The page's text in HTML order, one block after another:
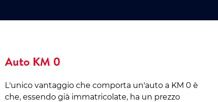
Auto KM 0
L'unico vantaggio che comporta un'auto a KM 0 è
che, essendo già immatricolate, ha un prezzo